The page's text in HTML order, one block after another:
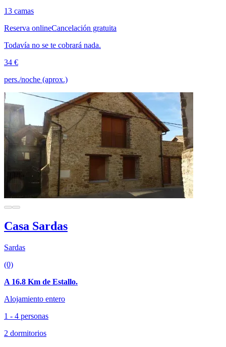
13 camas
Reserva onlineCancelación gratuita
Todavía no se te cobrará nada.
34 €
pers./noche (aprox.)
Casa Sardas
Sardas
(0)
A 16.8 Km de Estallo.
Alojamiento entero
1 - 4 personas
2 dormitorios